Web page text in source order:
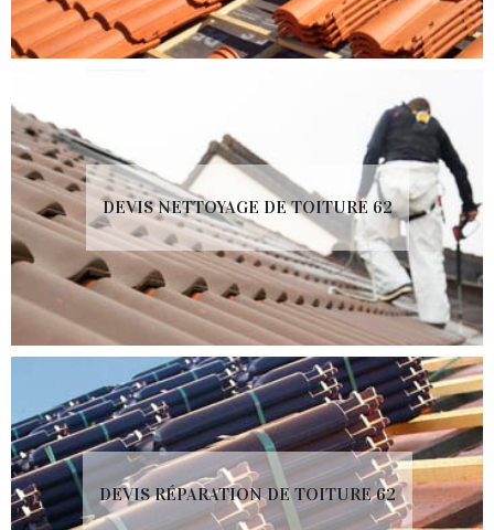
DEVIS NETTOYAGE DE TOITURE 62
DEVIS RÉPARATION DE TOITURE 62